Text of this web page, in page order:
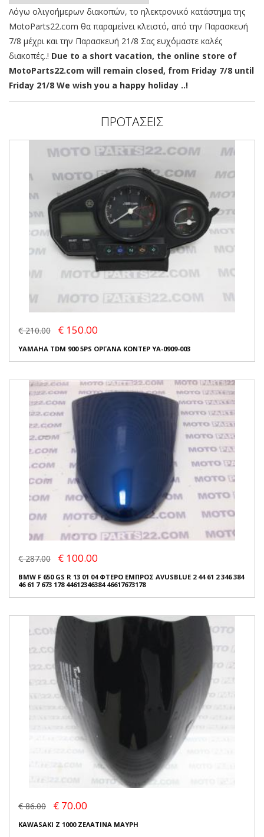
Λόγω ολιγοήμερων διακοπών, το ηλεκτρονικό κατάστημα της
MotoParts22.com θα παραμείνει κλειστό, από την Παρασκευή
7/8 μέχρι και την Παρασκευή 21/8 Σας ευχόμαστε καλές
διακοπές..! Due to a short vacation, the online store of
MotoParts22.com will remain closed, from Friday 7/8 until
Friday 21/8 We wish you a happy holiday ..!
ΠΡΟΤΑΣΕΙΣ
€ 210.00 € 150.00
YAMAHA TDM 900 5PS ΟΡΓΑΝΑ ΚΟΝΤΕΡ YA-0909-003
€ 287.00 € 100.00
BMW F 650 GS R 13 01 04 ΦΤΕΡΟ ΕΜΠΡΟΣ AVUSBLUE 2 44 61 2 346 384
46 61 7 673 178 44612346384 46617673178
€ 86.00 € 70.00
KAWASAKI Z 1000 ΖΕΛΑΤΙΝΑ ΜΑΥΡΗ